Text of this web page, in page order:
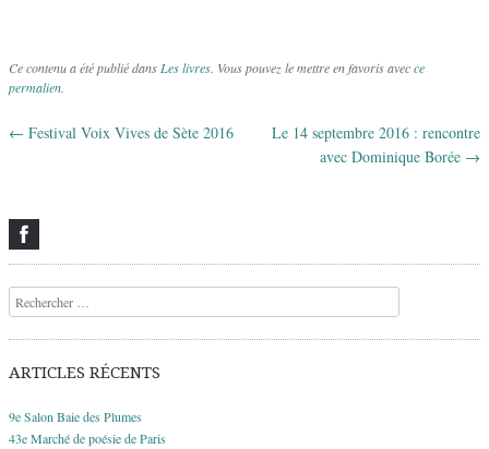
Ce contenu a été publié dansLes livres. Vous pouvez le mettre en favoris avecce
permalien.
Navigation des articles
← Festival Voix Vives de Sète 2016
Le 14 septembre 2016 : rencontre
avec Dominique Borée →
Recherche
ARTICLES RÉCENTS
9e Salon Baie des Plumes
43e Marché de poésie de Paris